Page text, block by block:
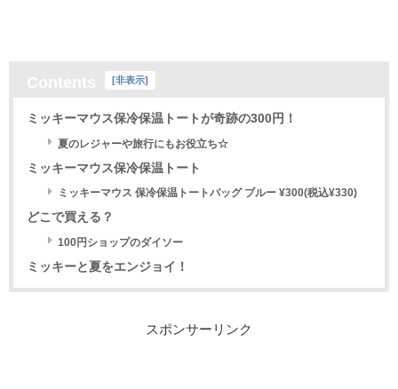
非表示
ミッキーマウス保冷保温トートが奇跡の300円！
夏のレジャーや旅行にもお役立ち☆
ミッキーマウス保冷保温トート
ミッキーマウス 保冷保温トートバッグ ブルー ¥300(税込¥330)
どこで買える？
100円ショップのダイソー
ミッキーと夏をエンジョイ！
スポンサーリンク